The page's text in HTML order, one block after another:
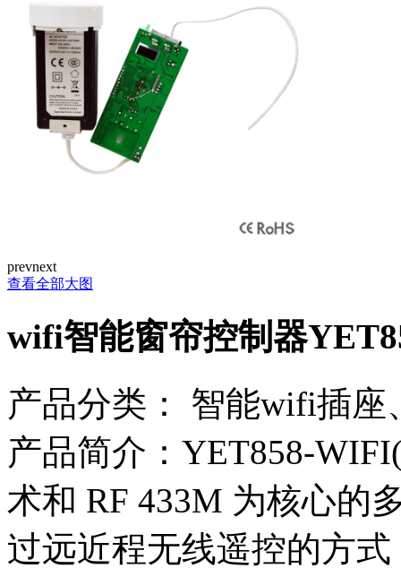
prevnext
查看全部大图
wifi智能窗帘控制器
产品分类： 智能wifi插座
产品简介：YET858-
术和 RF 433M 为核心的
过远近程无线遥控的方